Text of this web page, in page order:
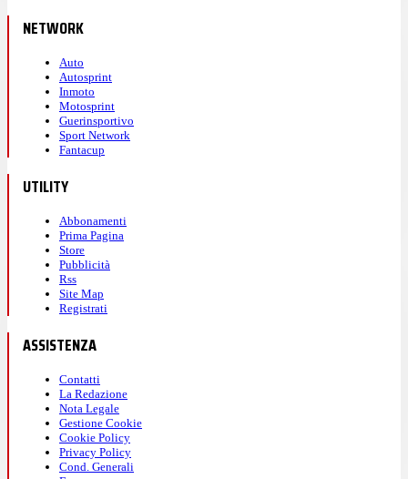
NETWORK
Auto
Autosprint
Inmoto
Motosprint
Guerinsportivo
Sport Network
Fantacup
UTILITY
Abbonamenti
Prima Pagina
Store
Pubblicità
Rss
Site Map
Registrati
ASSISTENZA
Contatti
La Redazione
Nota Legale
Gestione Cookie
Cookie Policy
Privacy Policy
Cond. Generali